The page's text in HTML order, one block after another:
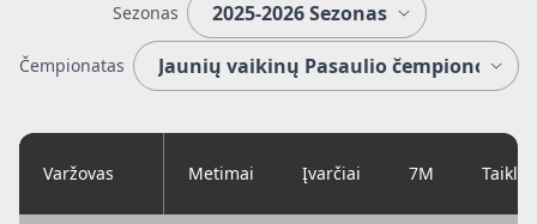
Sezonas
Čempionatas
Varžovas Metimai Įvarčiai 7M